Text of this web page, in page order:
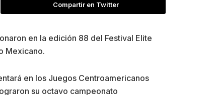
Compartir en Twitter
en la edición 88 del Festival Elite
Mexicano.
en los Juegos Centroamericanos
su octavo campeonato